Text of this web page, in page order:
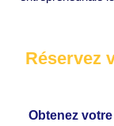
Réservez
Obtenez